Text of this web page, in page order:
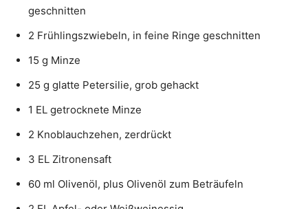
geschnitten
2 Frühlingszwiebeln, in feine Ringe geschnitten
15 g Minze
25 g glatte Petersilie, grob gehackt
1 EL getrocknete Minze
2 Knoblauchzehen, zerdrückt
3 EL Zitronensaft
60 ml Olivenöl, plus Olivenöl zum Beträufeln